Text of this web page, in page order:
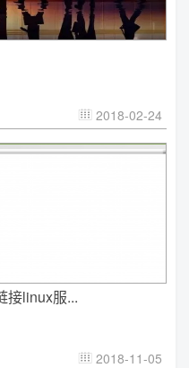
 2018-02-24
接linux服...
 2018-11-05